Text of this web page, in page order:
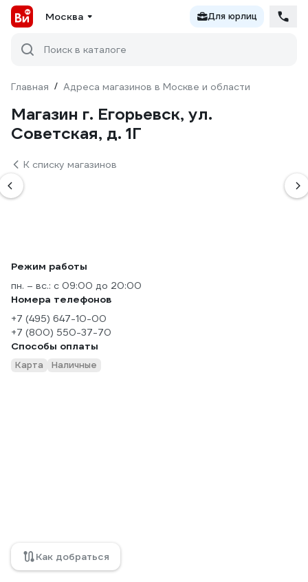
Москва Для юрлиц
Поиск в каталоге
Главная / Адреса магазинов в Москве и области
Магазин г. Егорьевск, ул.
Советская, д. 1Г
К списку магазинов
Режим работы
пн. – вс.: с 09:00 до 20:00
Номера телефонов
+7 (495) 647-10-00
+7 (800) 550-37-70
Способы оплаты
Карта Наличные
Как добраться